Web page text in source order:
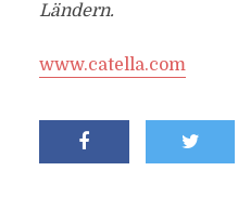
Ländern.
www.catella.com